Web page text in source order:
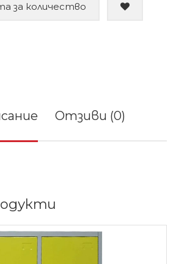
за количество
Отзиви (0)